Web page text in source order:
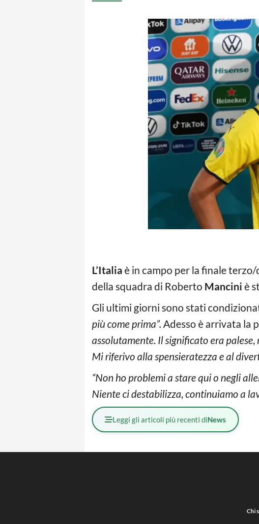
L’Italia è in campo per la finale
della squadra di Roberto Mancini è
Gli ultimi giorni sono stati
più come prima”. Adesso è arrivata la
assolutamente. Il significato era
Mi riferivo alla spensieratezza e al
“Non ho problemi a stare qui o negli
Niente ci destabilizza, continuiamo a
Leggi gli articoli più recenti diNews
Chi